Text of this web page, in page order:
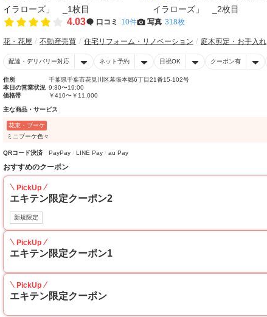
4.03 口コミ 10件 写真 318枚
花・花屋 不動産売買 住宅リフォーム・リノベーション 庭木剪定・お手入れ
配達・デリバリー対応 ネット予約 日祝OK クーポン有
住所
千葉県千葉市花見川区幕張本郷6丁目21番15-102号
本日の営業状況 9:30〜19:00
価格帯
￥410〜￥11,000
主な商品・サービス
花束・ブーケ
ミニブーケ色々
QRコード決済 PayPay LINE Pay au Pay
おすすめのクーポン
PickUp
エキテン限定クーポン2
新規限定
PickUp
エキテン限定クーポン1
PickUp
エキテン限定クーポン